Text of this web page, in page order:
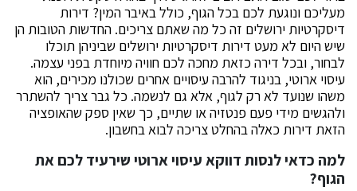
מעליכם ונוגעת לכם בכל הגוף, כולל באיבר המין? דירות
דיסקרטיות ירושלים זה כל מה שאתם צריכים. החדשות הטובות הן
שיש היום לא מעט דירות דיסקרטיות ירושלים שביניהן תוכלו
לבחור, ובכל דירה כזאת מחכה לכם חוויה מיוחדת בפני עצמה.
עיסוי ארוטי, בניגוד להרבה עיסויים אחרים שכולנו מכירים, הוא
משהו שנועד לא רק לגוף, אלא גם לנשמה. כל גבר צריך להשתרר
ולהגשים מידי פעם פנטזיה או שתיים, כך שאין ספק שהאופציה
הזאת דירות כאלה בהחלט צריכה לבוא בחשבון.
למה כדאי לנסות דווקא עיסוי ארוטי שירעיד לכם את
הגוף?